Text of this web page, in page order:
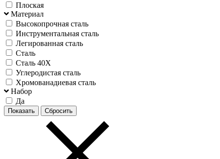
Плоская
Материал
Высокопрочная сталь
Инструментальная сталь
Легированная сталь
Сталь
Сталь 40Х
Углеродистая сталь
Хромованадиевая сталь
Набор
Да